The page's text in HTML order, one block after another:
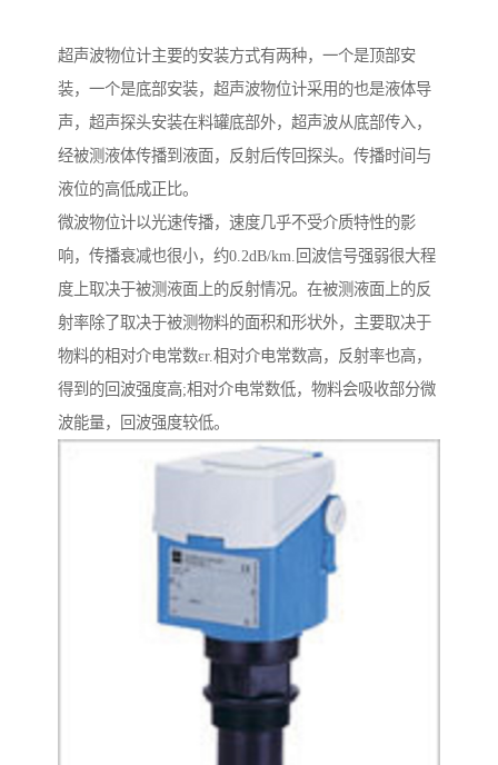
超声波物位计主要的安装方式有两种，一个是顶部安
装，一个是底部安装，超声波物位计采用的也是液体导
声，超声探头安装在料罐底部外，超声波从底部传入，
经被测液体传播到液面，反射后传回探头。传播时间与
液位的高低成正比。
微波物位计以光速传播，速度几乎不受介质特性的影
响，传播衰减也很小，约0.2dB/km.回波信号强弱很大程
度上取决于被测液面上的反射情况。在被测液面上的反
射率除了取决于被测物料的面积和形状外，主要取决于
物料的相对介电常数εr.相对介电常数高，反射率也高，
得到的回波强度高;相对介电常数低，物料会吸收部分微
波能量，回波强度较低。